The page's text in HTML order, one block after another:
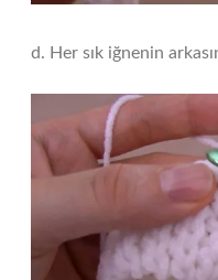
d. Her sık iğnenin